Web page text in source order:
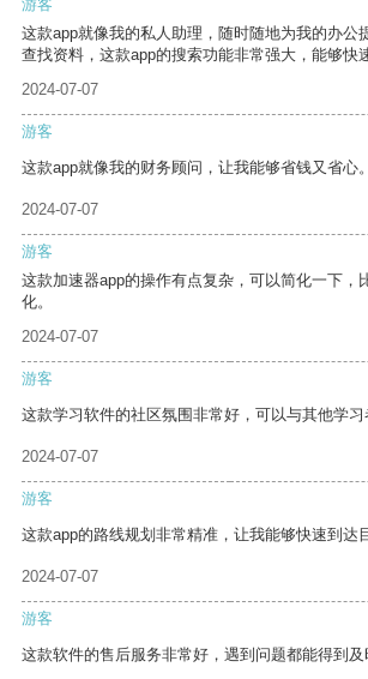
游客
这款app就像我的私人助理，随时随地为我的办公
查找资料，这款app的搜索功能非常强大，能够快
2024-07-07
游客
这款app就像我的财务顾问，让我能够省钱又省心。
2024-07-07
游客
这款加速器app的操作有点复杂，可以简化一下，
化。
2024-07-07
游客
这款学习软件的社区氛围非常好，可以与其他学习
2024-07-07
游客
这款app的路线规划非常精准，让我能够快速到达
2024-07-07
游客
这款软件的售后服务非常好，遇到问题都能得到及